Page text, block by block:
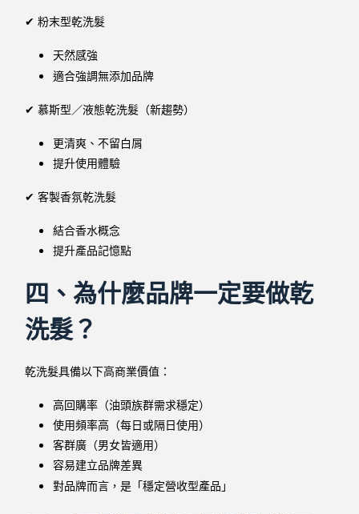
✔ 粉末型乾洗髮
天然感強
適合強調無添加品牌
✔ 慕斯型／液態乾洗髮（新趨勢）
更清爽、不留白屑
提升使用體驗
✔ 客製香氛乾洗髮
結合香水概念
提升產品記憶點
四、為什麼品牌一定要做乾
洗髮？
乾洗髮具備以下高商業價值：
高回購率（油頭族群需求穩定）
使用頻率高（每日或隔日使用）
客群廣（男女皆適用）
容易建立品牌差異
對品牌而言，是「穩定營收型產品」